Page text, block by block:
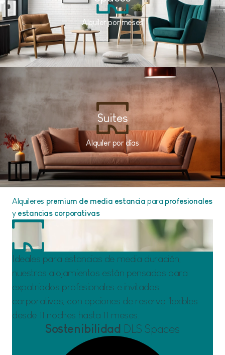
Alquiler por meses
Suites
Alquiler por días
Alquileres premium de media estancia para profesionales
y estancias corporativas
Ideales para estancias de media duración,
nuestros alojamientos están pensados para
expatriados profesionales e invitados
corporativos, con opciones de reserva flexibles
desde 11 noches hasta 11 meses.
Sostenibilidad DLS Spaces